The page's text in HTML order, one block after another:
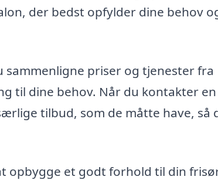
der bedst opfylder dine behov
sammenligne priser og tjenester fra
til dine behov. Når du kontakter en
tilbud, som de måtte have, så
opbygge et godt forhold til din